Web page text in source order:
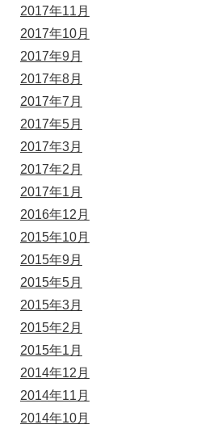
2017年11月
2017年10月
2017年9月
2017年8月
2017年7月
2017年5月
2017年3月
2017年2月
2017年1月
2016年12月
2015年10月
2015年9月
2015年5月
2015年3月
2015年2月
2015年1月
2014年12月
2014年11月
2014年10月